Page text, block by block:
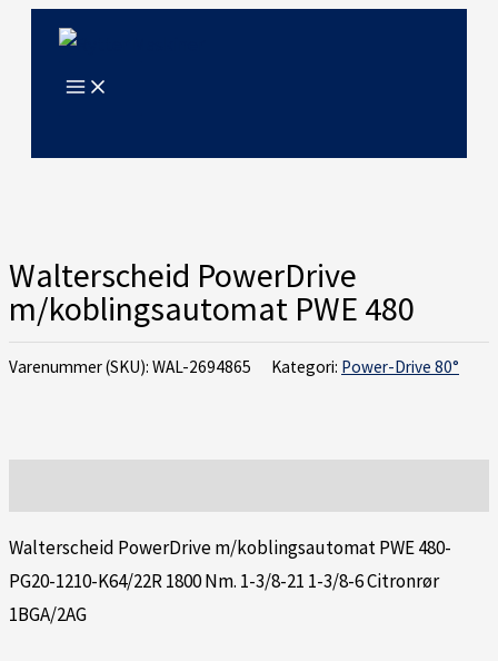
indholdet
Walterscheid PowerDrive
m/koblingsautomat PWE 480
Varenummer (SKU): WAL-2694865 Kategori: Power-Drive 80°
Walterscheid PowerDrive m/koblingsautomat PWE 480-
PG20-1210-K64/22R 1800 Nm. 1-3/8-21 1-3/8-6 Citronrør
1BGA/2AG